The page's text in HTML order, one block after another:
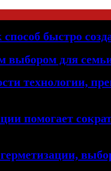
быстро
выбором для
технологии,
помогает